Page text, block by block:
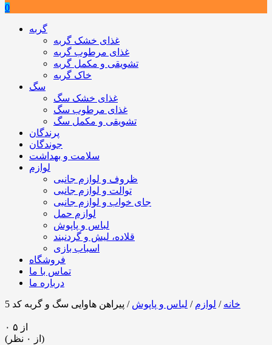
0
گربه
غذای خشک گربه
غذای مرطوب گربه
تشویقی و مکمل گربه
خاک گربه
سگ
غذای خشک سگ
غذای مرطوب سگ
تشویقی و مکمل سگ
پرندگان
جوندگان
سلامت و بهداشت
لوازم
ظروف و لوازم جانبی
توالت و لوازم جانبی
جای خواب و لوازم جانبی
لوازم حمل
لباس و پاپوش
قلاده، لیش و گردنبند
اسباب بازی
فروشگاه
تماس با ما
درباره ما
خانه / لوازم / لباس و پاپوش / پیراهن هاوایی سگ و گربه کد 5
۰ از ۵
(از ۰ نظر)